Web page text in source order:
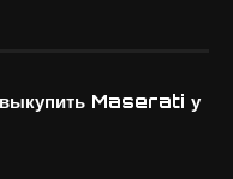
Maserati у